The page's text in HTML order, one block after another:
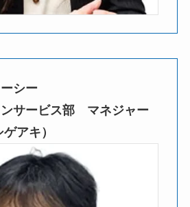
シー
サービス部 マネジャー
アキ）